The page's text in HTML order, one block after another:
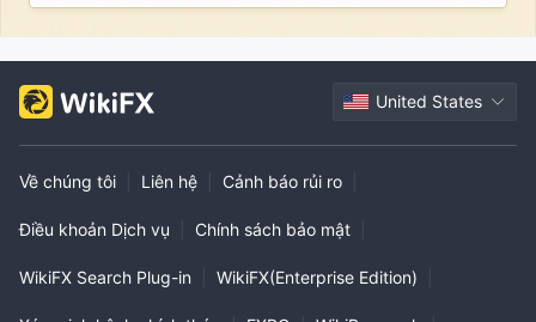
United States
Về chúng tôi Liên hệ Cảnh báo rủi ro
Điều khoản Dịch vụ Chính sách bảo mật
WikiFX Search Plug-in WikiFX(Enterprise Edition)